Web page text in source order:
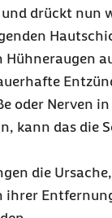
drückt nun
Hühneraugen
oder Nerven in
kann das die
die
ihrer